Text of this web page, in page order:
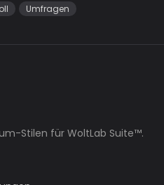
Umfragen
Stilen für WoltLab Suite™.